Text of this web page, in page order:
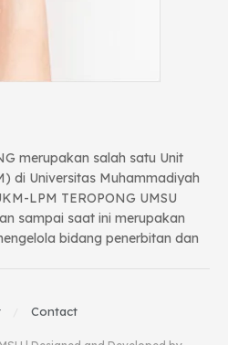
merupakan salah satu Unit
di Universitas Muhammadiyah
LPM TEROPONG UMSU
sampai saat ini merupakan
bidang penerbitan dan
Contact